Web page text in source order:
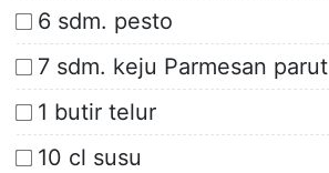
6 sdm. pesto
7 sdm. keju Parmesan parut
1 butir telur
10 cl susu